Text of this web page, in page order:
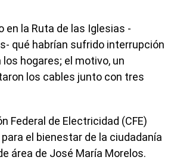
en la Ruta de las Iglesias -
qué habrían sufrido interrupción
hogares; el motivo, un
los cables junto con tres
Federal de Electricidad (CFE)
el bienestar de la ciudadanía
área de José María Morelos.